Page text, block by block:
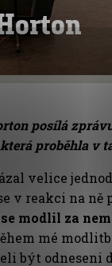
posílá
proběhla v
velice
v reakci na
modlil za
mé
být odneseni